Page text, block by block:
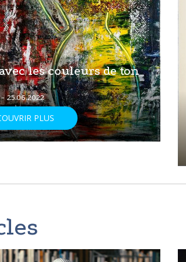
les couleurs de ton
25.06.2022
PLUS